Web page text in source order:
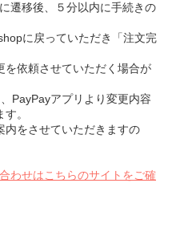
遷移後、５分以内に手続きの
に戻っていただき「注文完
を依頼させていただく場合が
PayPayアプリより変更内容
。
内をさせていただきますの
わせはこちらのサイトをご確